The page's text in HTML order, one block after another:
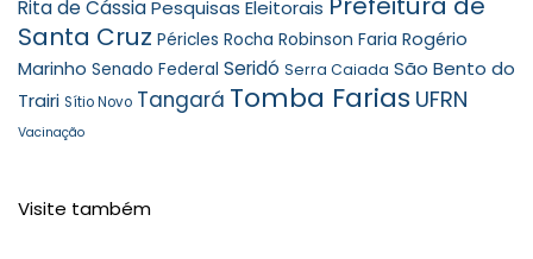
Rita de CássiaPesquisas Eleitorais
Santa Cruz Péricles Rocha Robinson Faria Rogério
Marinho Senado Federal Seridó Serra Caiada São Bento do
Trairi Sítio Novo Tangará Tomba Farias UFRN
Vacinação
Visite também